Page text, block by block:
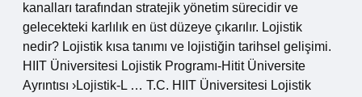
kanalları tarafından stratejik yönetim sürecidir ve
gelecekteki karlılık en üst düzeye çıkarılır. Lojistik
nedir? Lojistik kısa tanımı ve lojistiğin tarihsel gelişimi.
HIIT Üniversitesi Lojistik Programı-Hitit Üniversite
Ayrıntısı ›Lojistik-L … T.C. HIIT Üniversitesi Lojistik